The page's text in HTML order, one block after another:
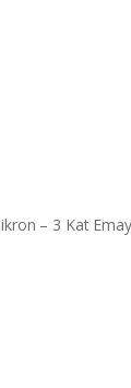
– 3 Kat